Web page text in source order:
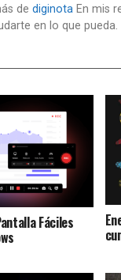
de diginota En mis
en lo que pueda.
Fáciles